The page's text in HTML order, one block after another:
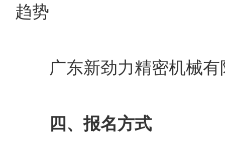
趋势
广东新劲力精密机械有
四、报名方式